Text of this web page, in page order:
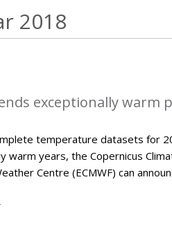
2018
exceptionally warm
temperature datasets for
warm years, the Copernicus
Centre (ECMWF) can